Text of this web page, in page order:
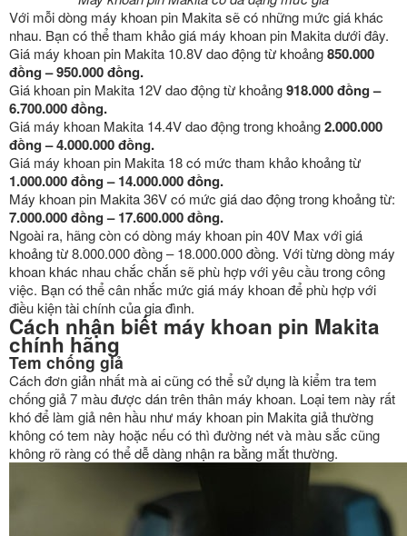
Với mỗi dòng máy khoan pin Makita sẽ có những mức giá khác
nhau. Bạn có thể tham khảo giá máy khoan pin Makita dưới đây.
Giá máy khoan pin Makita 10.8V dao động từ khoảng850.000
đồng – 950.000 đồng.
Giá khoan pin Makita 12V dao động từ khoảng918.000 đồng –
6.700.000 đồng.
Giá máy khoan Makita 14.4V dao động trong khoảng2.000.000
đồng – 4.000.000 đồng.
Giá máy khoan pin Makita 18 có mức tham khảo khoảng từ
1.000.000 đồng – 14.000.000 đồng.
Máy khoan pin Makita 36V có mức giá dao động trong khoảng từ:
7.000.000 đồng – 17.600.000 đồng.
Ngoài ra, hãng còn có dòng máy khoan pin 40V Max với giá
khoảng từ 8.000.000 đồng – 18.000.000 đồng. Với từng dòng máy
khoan khác nhau chắc chắn sẽ phù hợp với yêu cầu trong công
việc. Bạn có thể cân nhắc mức giá máy khoan để phù hợp với
điều kiện tài chính của gia đình.
Cách nhận biết máy khoan pin Makita
chính hãng
Tem chống giả
Cách đơn giản nhất mà ai cũng có thể sử dụng là kiểm tra tem
chống giả 7 màu được dán trên thân máy khoan. Loại tem này rất
khó để làm giả nên hầu như máy khoan pin Makita giả thường
không có tem này hoặc nếu có thì đường nét và màu sắc cũng
không rõ ràng có thể dễ dàng nhận ra bằng mắt thường.